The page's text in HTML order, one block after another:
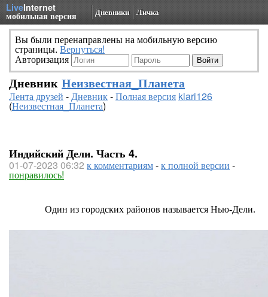
LiveInternet
мобильная версия Дневники Личка
Вы были перенаправлены на мобильную версию
страницы. Вернуться!
Авторизация
Дневник Неизвестная_Планета
Лента друзей -Дневник-Полная версия klari126
(Неизвестная_Планета)
Индийский Дели. Часть 4.
01-07-2023 06:32 к комментариям-к полной версии -
понравилось!
Один из городских районов называется Нью-Дели.